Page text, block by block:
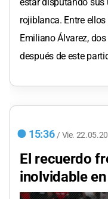
rojiblanca. Entre
Emiliano Álvarez,
después de este
15:36 / Vie.
El recuerdo
inolvidable